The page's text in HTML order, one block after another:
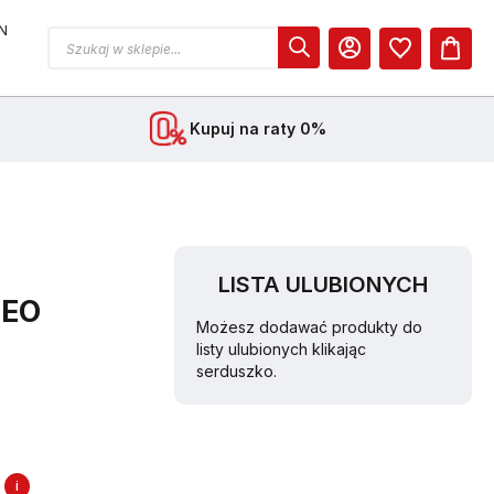
MOJE KONTO
Kupuj na raty 0%
i
LISTA ULUBIONYCH
Możesz dodawać produkty do
listy ulubionych klikając
serduszko.